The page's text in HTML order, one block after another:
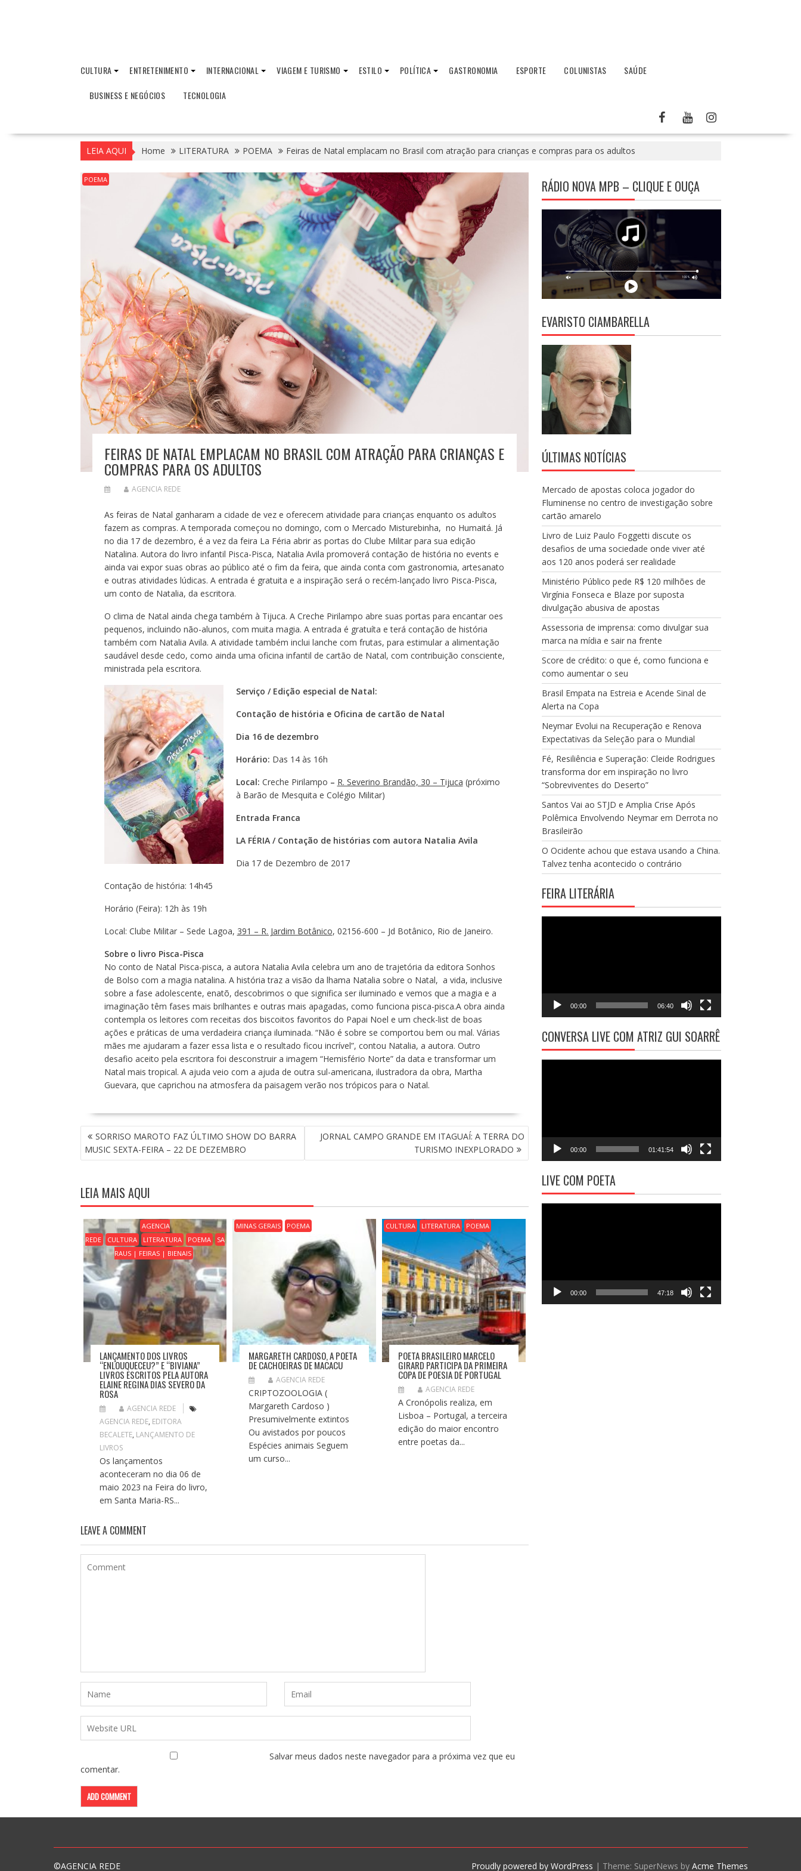
CULTURA ENTRETENIMENTO INTERNACIONAL VIAGEM E TURISMO ESTILO POLÍTICA GASTRONOMIA ESPORTE COLUNISTAS
SAÚDE
BUSINESS E NEGÓCIOS
TECNOLOGIA
LEIA AQUI Home LITERATURA POEMA Feiras de Natal emplacam no Brasil com atração para crianças e compras para os adultos
POEMA
FEIRAS DE NATAL EMPLACAM NO BRASIL COM ATRAÇÃO PARA CRIANÇAS E
COMPRAS PARA OS ADULTOS
AGENCIA REDE
As feiras de Natal ganharam a cidade de vez e oferecem atividade para crianças enquanto os adultos
fazem as compras. A temporada começou no domingo, com o Mercado Misturebinha, no Humaitá. Já
no dia 17 de dezembro, é a vez da feira La Féria abrir as portas do Clube Militar para sua edição
Natalina. Autora do livro infantil Pisca-Pisca, Natalia Avila promoverá contação de história no events e
ainda vai expor suas obras ao público até o fim da feira, que ainda conta com gastronomia, artesanato
e outras atividades lúdicas. A entrada é gratuita e a inspiração será o recém-lançado livro Pisca-Pisca,
um conto de Natalia, da escritora.
O clima de Natal ainda chega também à Tijuca. A Creche Pirilampo abre suas portas para encantar oes
pequenos, incluindo não-alunos, com muita magia. A entrada é gratuíta e terá contação de história
também com Natalia Avila. A atividade também inclui lanche com frutas, para estimular a alimentação
saudável desde cedo, como ainda uma oficina infantil de cartão de Natal, com contribuição consciente,
ministrada pela escritora.
Serviço / Edição especial de Natal:
Contação de história e Oficina de cartão de Natal
Dia 16 de dezembro
Horário: Das 14 às 16h
Local: Creche Pirilampo – R. Severino Brandão, 30 – Tijuca (próximo
à Barão de Mesquita e Colégio Militar)
Entrada Franca
LA FÉRIA / Contação de histórias com autora Natalia Avila
Dia 17 de Dezembro de 2017
Contação de história: 14h45
Horário (Feira): 12h às 19h
Local: Clube Militar – Sede Lagoa, 391 – R. Jardim Botânico, 02156-600 – Jd Botânico, Rio de Janeiro.
Sobre o livro Pisca-Pisca
No conto de Natal Pisca-pisca, a autora Natalia Avila celebra um ano de trajetória da editora Sonhos
de Bolso com a magia natalina. A história traz a visão da lhama Natalia sobre o Natal, a vida, inclusive
sobre a fase adolescente, enatõ, descobrimos o que significa ser iluminado e vemos que a magia e a
imaginação têm fases mais brilhantes e outras mais apagadas, como funciona pisca-pisca.A obra ainda
contempla os leitores com receitas dos biscoitos favoritos do Papai Noel e um check-list de boas
ações e práticas de uma verdadeira criança iluminada. “Não é sobre se comportou bem ou mal. Várias
mães me ajudaram a fazer essa lista e o resultado ficou incrível”, contou Natalia, a autora. Outro
desafio aceito pela escritora foi desconstruir a imagem “Hemisfério Norte” da data e transformar um
Natal mais tropical. A ajuda veio com a ajuda de outra sul-americana, ilustradora da obra, Martha
Guevara, que caprichou na atmosfera da paisagem verão nos trópicos para o Natal.
N
A
V
G
A
Ç
Ã
O
D
E
P
O
S
T
SORRISO MAROTO FAZ ÚLTIMO SHOW DO BARRA
MUSIC SEXTA-FEIRA – 22 DE DEZEMBRO
JORNAL CAMPO GRANDE EM ITAGUAÍ: A TERRA DO
TURISMO INEXPLORADO
LEIA MAIS AQUI
AGENCIA
REDE
CULTURA LITERATURA POEMA
SA
RAUS | FEIRAS | BIENAIS
LANÇAMENTO DOS LIVROS
“ENLOUQUECEU?” E “BIVIANA”
LIVROS ESCRITOS PELA AUTORA
ELAINE REGINA DIAS SEVERO DA
ROSA
AGENCIA REDE
AGENCIA REDE, EDITORA
BECALETE, LANÇAMENTO DE
LIVROS
Os lançamentos
aconteceram no dia 06 de
maio 2023 na Feira do livro,
em Santa Maria-RS...
MINAS GERAIS POEMA
MARGARETH CARDOSO, A POETA
DE CACHOEIRAS DE MACACU
AGENCIA REDE
CRIPTOZOOLOGIA (
Margareth Cardoso )
Presumivelmente extintos
Ou avistados por poucos
Espécies animais Seguem
um curso...
CULTURA LITERATURA POEMA
POETA BRASILEIRO MARCELO
GIRARD PARTICIPA DA PRIMEIRA
COPA DE POESIA DE PORTUGAL
AGENCIA REDE
A Cronópolis realiza, em
Lisboa – Portugal, a terceira
edição do maior encontro
entre poetas da...
LEAVE A COMMENT
Salvar meus dados neste navegador para a próxima vez que eu
comentar.
RÁDIO NOVA MPB – CLIQUE E OUÇA
EVARISTO CIAMBARELLA
ÚLTIMAS NOTÍCIAS
Mercado de apostas coloca jogador do
Fluminense no centro de investigação sobre
cartão amarelo
Livro de Luiz Paulo Foggetti discute os
desafios de uma sociedade onde viver até
aos 120 anos poderá ser realidade
Ministério Público pede R$ 120 milhões de
Virgínia Fonseca e Blaze por suposta
divulgação abusiva de apostas
Assessoria de imprensa: como divulgar sua
marca na mídia e sair na frente
Score de crédito: o que é, como funciona e
como aumentar o seu
Brasil Empata na Estreia e Acende Sinal de
Alerta na Copa
Neymar Evolui na Recuperação e Renova
Expectativas da Seleção para o Mundial
Fé, Resiliência e Superação: Cleide Rodrigues
transforma dor em inspiração no livro
“Sobreviventes do Deserto”
Santos Vai ao STJD e Amplia Crise Após
Polêmica Envolvendo Neymar em Derrota no
Brasileirão
O Ocidente achou que estava usando a China.
Talvez tenha acontecido o contrário
FEIRA LITERÁRIA
00:00 06:40
CONVERSA LIVE COM ATRIZ GUI SOARRÊ
00:00 01:41:54
LIVE COM POETA
00:00 47:18
©AGENCIA REDE Proudly powered by WordPress | Theme: SuperNews by Acme Themes